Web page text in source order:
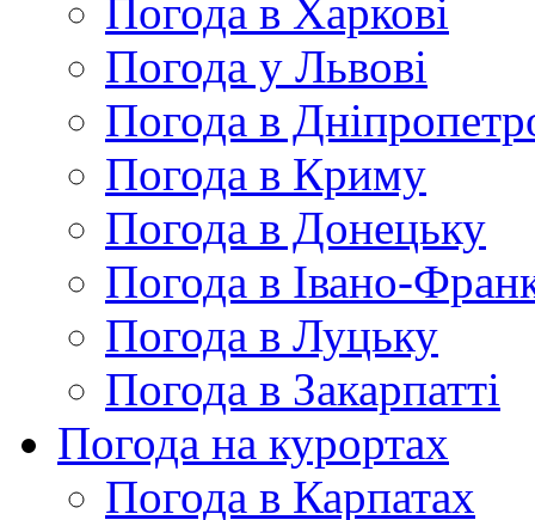
Погода в Харкові
Погода у Львові
Погода в
Погода в Криму
Погода в Донецьку
Погода в Івано-
Погода в Луцьку
Погода в Закарпатті
Погода на курортах
Погода в Карпатах